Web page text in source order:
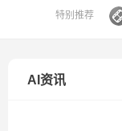
特别推荐
AI资讯